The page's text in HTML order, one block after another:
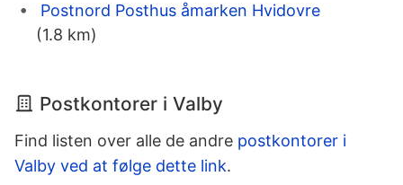
Postnord Posthus åmarken Hvidovre
(1.8 km)
Postkontorer i Valby
Find listen over alle de andre postkontorer i
Valby ved at følge dette link.